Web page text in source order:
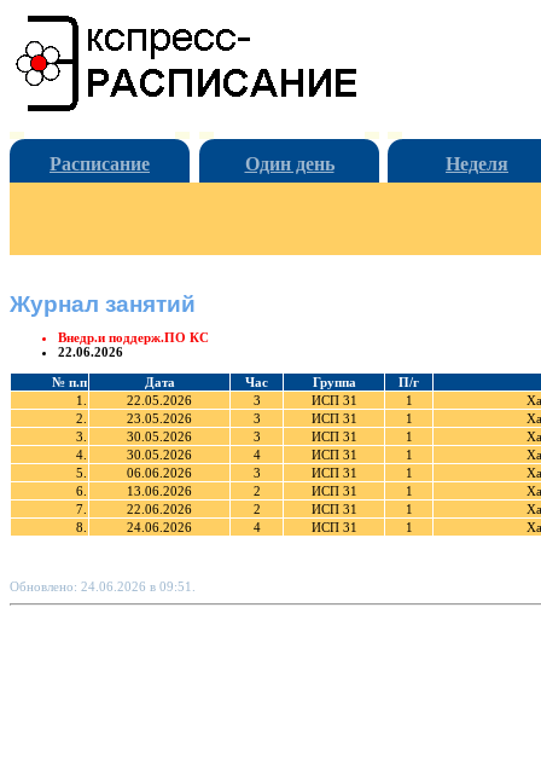
Расписание Один день Неделя
Журнал занятий
Внедр.и поддерж.ПО КС
22.06.2026
№ п.п Дата Час Группа
П/г
1.
22.05.2026 3 ИСП 31 1
2.
23.05.2026 3 ИСП 31 1
3.
30.05.2026 3 ИСП 31 1
4.
30.05.2026 4 ИСП 31 1
5.
06.06.2026 3 ИСП 31 1
6.
13.06.2026 2 ИСП 31 1
7.
22.06.2026 2 ИСП 31 1
8.
24.06.2026 4 ИСП 31 1
Обновлено: 24.06.2026 в 09:51.